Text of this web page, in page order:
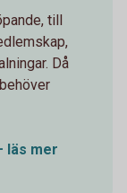
till
Då
läs mer